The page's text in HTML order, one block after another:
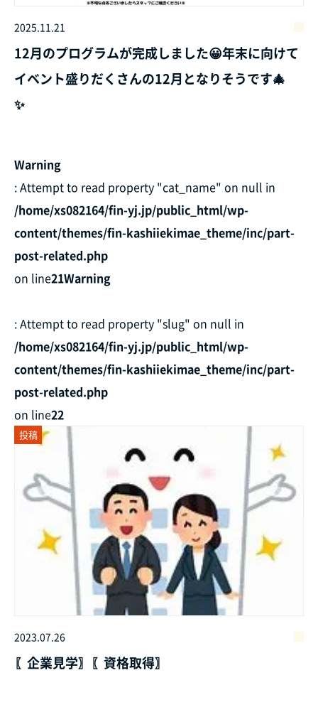
2025.11.21
12月のプログラムが完成しました😀年末に向けて
イベント盛りだくさんの12月となりそうです🎄
Warning
: Attempt to read property "cat_name" on null in
/home/xs082164/fin-yj.jp/public_html/wp-
content/themes/fin-kashiiekimae_theme/inc/part-
post-related.php
on line21Warning
: Attempt to read property "slug" on null in
/home/xs082164/fin-yj.jp/public_html/wp-
content/themes/fin-kashiiekimae_theme/inc/part-
post-related.php
on line22
投稿
2023.07.26
〖企業見学〗〖資格取得〗